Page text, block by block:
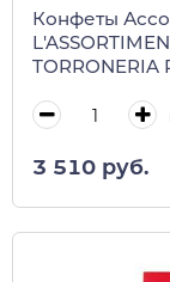
Конфеты
TORRONERIA
3 510 руб.